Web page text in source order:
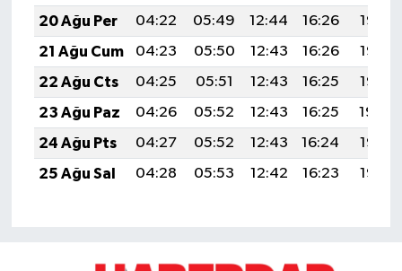
20 Ağu Per
04:22 05:49 12:44 16:26
19:28
21 Ağu Cum
04:23 05:50 12:43 16:26
19:27
22 Ağu Cts
04:25 05:51 12:43 16:25
19:26
23 Ağu Paz
04:26 05:52 12:43 16:25
19:24
24 Ağu Pts
04:27 05:52 12:43 16:24
19:23
25 Ağu Sal
04:28 05:53 12:42 16:23 19:22